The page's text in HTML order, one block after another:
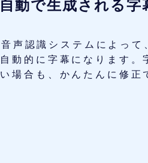
自動で生成される字
声認識システムによって
動的に字幕になります。
場合も、かんたんに修正